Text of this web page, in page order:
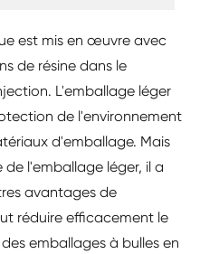
est mis en œuvre avec
de résine dans le
L'emballage léger
de l'environnement
d'emballage. Mais
l'emballage léger, il a
avantages de
réduire efficacement le
emballages à bulles en